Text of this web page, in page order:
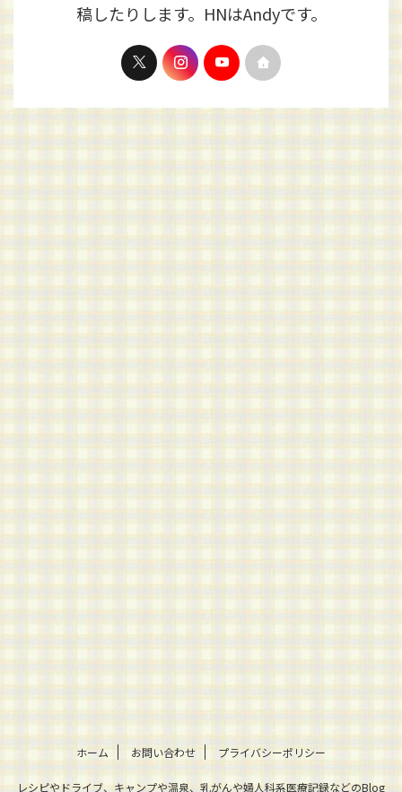
稿したりします。HNはAndyです。
ホーム お問い合わせ プライバシーポリシー
レシピやドライブ、キャンプや温泉、乳がんや婦人科系医療記録などのBlog